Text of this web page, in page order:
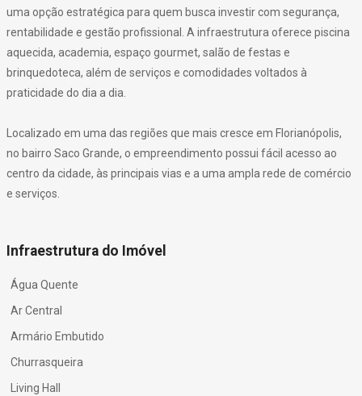
uma opção estratégica para quem busca investir com segurança,
rentabilidade e gestão profissional. A infraestrutura oferece piscina
aquecida, academia, espaço gourmet, salão de festas e
brinquedoteca, além de serviços e comodidades voltados à
praticidade do dia a dia.
Localizado em uma das regiões que mais cresce em Florianópolis,
no bairro Saco Grande, o empreendimento possui fácil acesso ao
centro da cidade, às principais vias e a uma ampla rede de comércio
e serviços.
Infraestrutura do Imóvel
Água Quente
Ar Central
Armário Embutido
Churrasqueira
Living Hall